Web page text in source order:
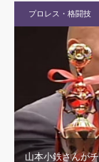
プロレス・格闘技
山本小鉄さんが